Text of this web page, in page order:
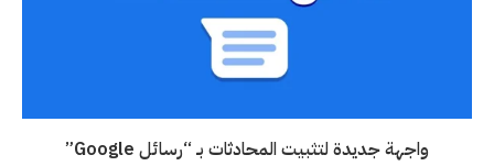
واجهة جديدة لتثبيت المحادثات بـ “رسائل Google”